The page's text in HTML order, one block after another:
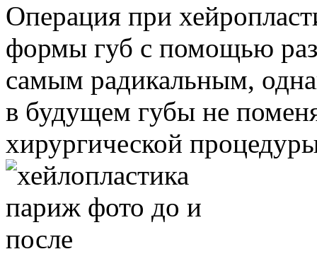
Операция при
формы губ с помощью
самым радикальным,
в будущем губы не
хирургической